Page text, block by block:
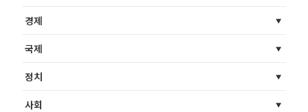
경제
국제
정치
사회